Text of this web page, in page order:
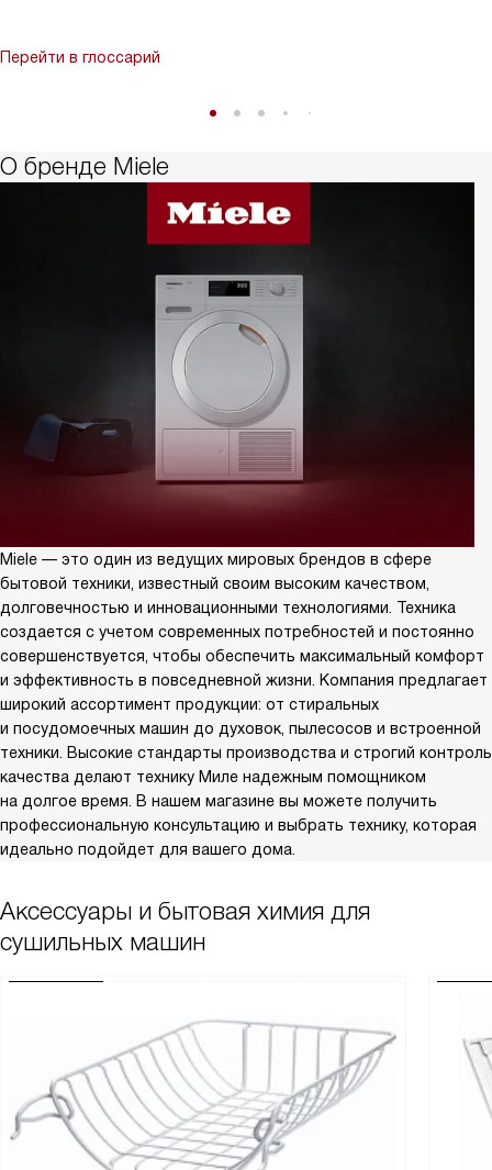
Перейти в глоссарий
О бренде Miele
Miele — это один из ведущих мировых брендов в сфере
бытовой техники, известный своим высоким качеством,
долговечностью и инновационными технологиями. Техника
создается с учетом современных потребностей и постоянно
совершенствуется, чтобы обеспечить максимальный комфорт
и эффективность в повседневной жизни. Компания предлагает
широкий ассортимент продукции: от стиральных
и посудомоечных машин до духовок, пылесосов и встроенной
техники. Высокие стандарты производства и строгий контроль
качества делают технику Миле надежным помощником
на долгое время. В нашем магазине вы можете получить
профессиональную консультацию и выбрать технику, которая
идеально подойдет для вашего дома.
Аксессуары и бытовая химия для
сушильных машин